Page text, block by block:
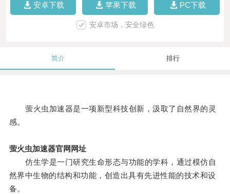
安卓下载 苹果下载 PC下载
安卓市场，安全绿色
简介 排行
萤火虫加速器是一项新型科技创新，汲取了自然界的灵
感。
萤火虫加速器官网网址
仿生学是一门研究生命形态与功能的学科，通过模仿自
然界中生物的结构和功能，创造出具有先进性能的技术和设
备。